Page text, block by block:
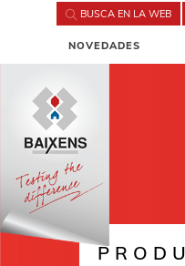
BUSCA EN LA WEB
NOVEDADES